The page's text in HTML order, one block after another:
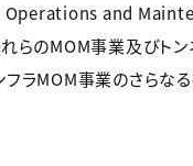
and
れらのMOM事業及びト
フラMOM事業のさらな